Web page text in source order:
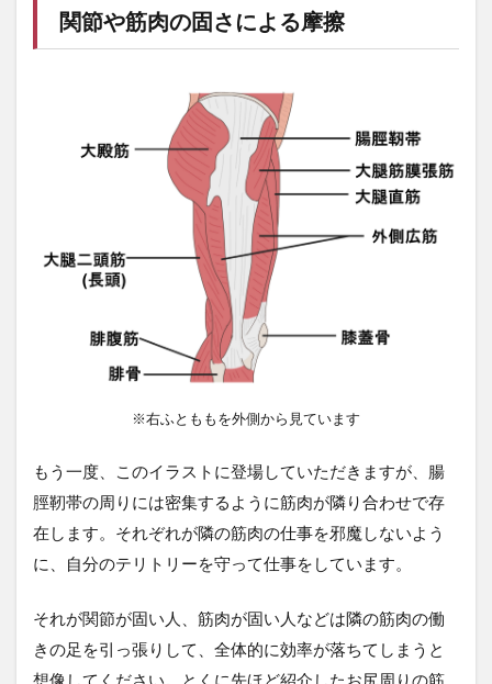
関節や筋肉の固さによる摩擦
※右ふとももを外側から見ています
もう一度、このイラストに登場していただきますが、腸
脛靭帯の周りには密集するように筋肉が隣り合わせで存
在します。それぞれが隣の筋肉の仕事を邪魔しないよう
に、自分のテリトリーを守って仕事をしています。
それが関節が固い人、筋肉が固い人などは隣の筋肉の働
きの足を引っ張りして、全体的に効率が落ちてしまうと
想像してください。とくに先ほど紹介したお尻周りの筋